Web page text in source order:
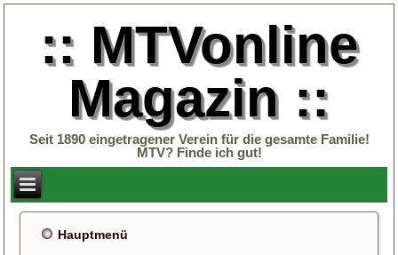
:: MTVonline
Magazin ::
Seit 1890 eingetragener Verein für die gesamte Familie!
MTV? Finde ich gut!
Hauptmenü